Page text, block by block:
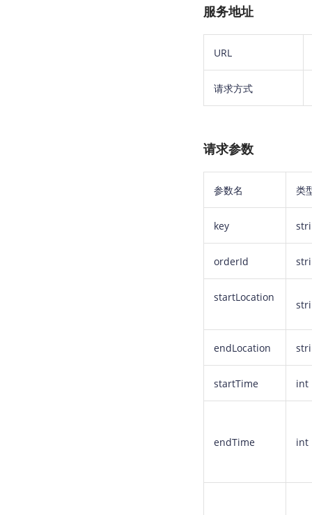
服务地址
URL
请求方式
请求参数
参数名 类
key
orderId
startLocation
endLocation
startTime int
endTime int